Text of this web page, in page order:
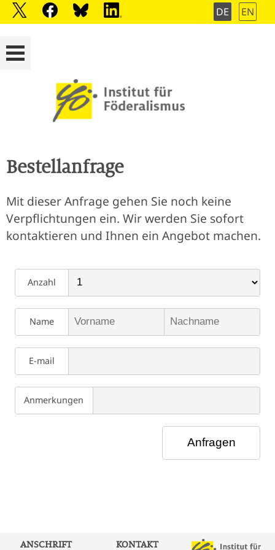
DE EN
Bestellanfrage
Mit dieser Anfrage gehen Sie noch keine
Verpflichtungen ein. Wir werden Sie sofort
kontaktieren und Ihnen ein Angebot machen.
Anzahl
Name
E-mail
Anmerkungen
ANSCHRIFT KONTAKT